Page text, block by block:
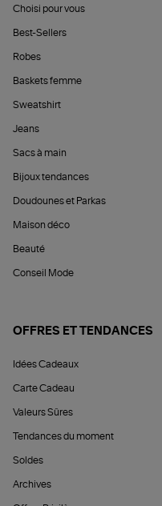
Choisi pour vous
Best-Sellers
Robes
Baskets femme
Sweatshirt
Jeans
Sacs à main
Bijoux tendances
Doudounes et Parkas
Maison déco
Beauté
Conseil Mode
OFFRES ET TENDANCES
Idées Cadeaux
Carte Cadeau
Valeurs Sûres
Tendances du moment
Soldes
Archives